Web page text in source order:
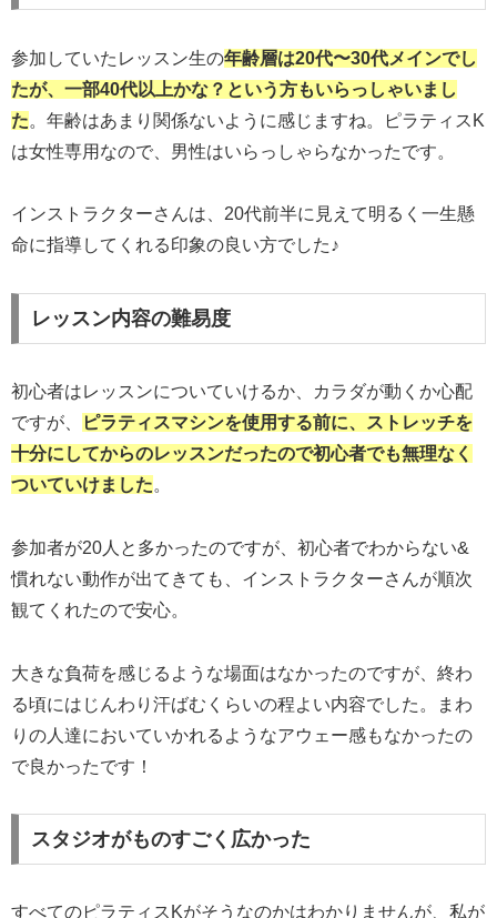
参加していたレッスン生の年齢層は20代〜30代メインでし
たが、一部40代以上かな？という方もいらっしゃいまし
た。年齢はあまり関係ないように感じますね。ピラティスK
は女性専用なので、男性はいらっしゃらなかったです。
インストラクターさんは、20代前半に見えて明るく一生懸
命に指導してくれる印象の良い方でした♪
レッスン内容の難易度
初心者はレッスンについていけるか、カラダが動くか心配
ですが、
ピラティスマシンを使用する前に、ストレッチを
十分にしてからのレッスンだったので初心者でも無理なく
ついていけました。
参加者が20人と多かったのですが、初心者でわからない&
慣れない動作が出てきても、インストラクターさんが順次
観てくれたので安心。
大きな負荷を感じるような場面はなかったのですが、終わ
る頃にはじんわり汗ばむくらいの程よい内容でした。まわ
りの人達においていかれるようなアウェー感もなかったの
で良かったです！
スタジオがものすごく広かった
すべてのピラティスKがそうなのかはわかりませんが、私が